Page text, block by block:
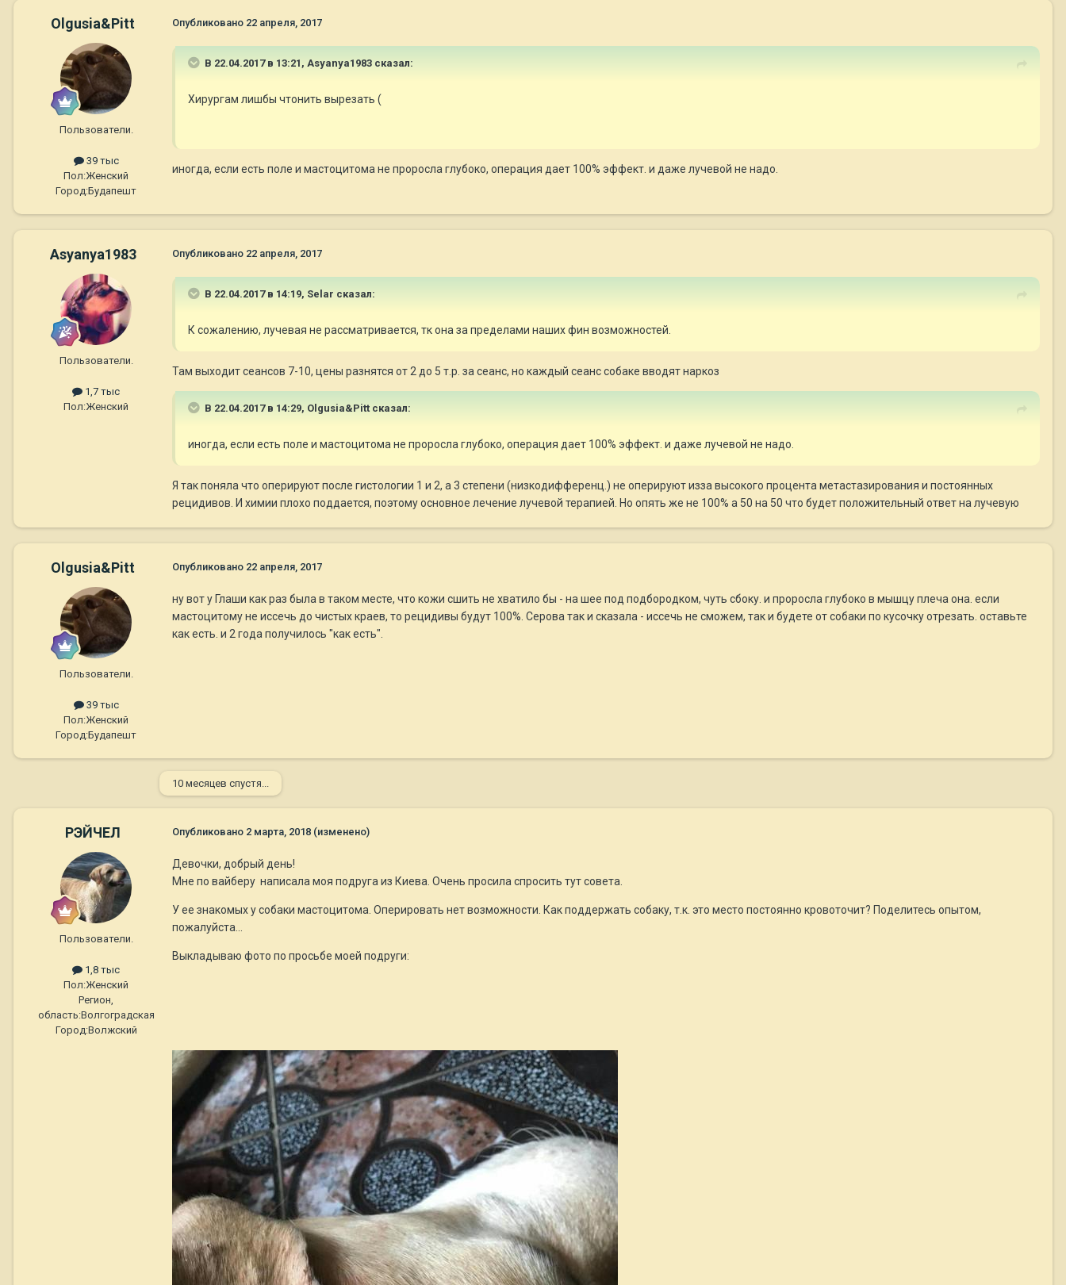
Olgusia&Pitt
Пользователи.
39 тыс
Пол:Женский
Город:Будапешт
Опубликовано 22 апреля, 2017
В 22.04.2017 в 13:21, Asyanya1983 сказал:
Хирургам лишбы чтонить вырезать (
иногда, если есть поле и мастоцитома не проросла глубоко, операция дает 100% эффект. и даже лучевой не надо.
Asyanya1983
Пользователи.
1,7 тыс
Пол:Женский
Опубликовано 22 апреля, 2017
В 22.04.2017 в 14:19, Selar сказал:
К сожалению, лучевая не рассматривается, тк она за пределами наших фин возможностей.
Там выходит сеансов 7-10, цены разнятся от 2 до 5 т.р. за сеанс, но каждый сеанс собаке вводят наркоз
В 22.04.2017 в 14:29, Olgusia&Pitt сказал:
иногда, если есть поле и мастоцитома не проросла глубоко, операция дает 100% эффект. и даже лучевой не надо.
Я так поняла что оперируют после гистологии 1 и 2, а 3 степени (низкодифференц.) не оперируют изза высокого процента метастазирования и постоянных
рецидивов. И химии плохо поддается, поэтому основное лечение лучевой терапией. Но опять же не 100% а 50 на 50 что будет положительный ответ на лучевую
Olgusia&Pitt
Пользователи.
39 тыс
Пол:Женский
Город:Будапешт
Опубликовано 22 апреля, 2017
ну вот у Глаши как раз была в таком месте, что кожи сшить не хватило бы - на шее под подбородком, чуть сбоку. и проросла глубоко в мышцу плеча она. если
мастоцитому не иссечь до чистых краев, то рецидивы будут 100%. Серова так и сказала - иссечь не сможем, так и будете от собаки по кусочку отрезать. оставьте
как есть. и 2 года получилось "как есть".
10 месяцев спустя...
РЭЙЧЕЛ
Пользователи.
1,8 тыс
Пол:Женский
Регион,
область:Волгоградская
Город:Волжский
Опубликовано 2 марта, 2018 (изменено)
Девочки, добрый день!
Мне по вайберу написала моя подруга из Киева. Очень просила спросить тут совета.
У ее знакомых у собаки мастоцитома. Оперировать нет возможности. Как поддержать собаку, т.к. это место постоянно кровоточит? Поделитесь опытом,
пожалуйста...
Выкладываю фото по просьбе моей подруги: